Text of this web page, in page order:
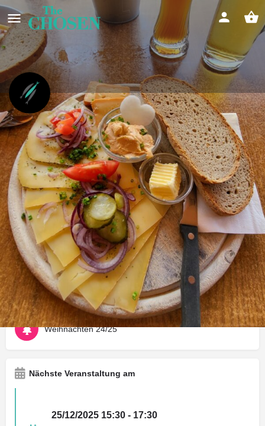
Weihnachten mit The Chosen in
Berlin - Rixdorf
Film - Special in der "Brotdose Gottes" (St. Richard)
Event date
25/12/2025 - 25/12/2025
Infos Feedback 0 Store 0
Wegbeschreibung Anrufen Rückmeldung
Art der Veranstaltung
Weihnachten 24/25
Nächste Veranstaltung am
25/12/2025 15:30 - 17:30